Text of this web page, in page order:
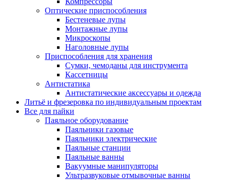
Оптические приспособления
Бестеневые лупы
Монтажные лупы
Микроскопы
Наголовные лупы
Приспособления для хранения
Сумки, чемоданы для инструмента
Кассетницы
Антистатика
Антистатические аксессуары и одежда
Литьё и фрезеровка по индивидуальным проектам
Все для пайки
Паяльное оборудование
Паяльники газовые
Паяльники электрические
Паяльные станции
Паяльные ванны
Вакуумные манипуляторы
Ультразвуковые отмывочные ванны